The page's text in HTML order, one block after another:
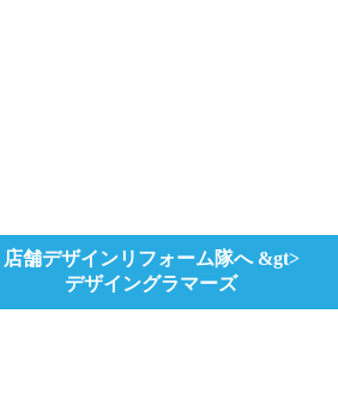
店舗デザインリフォーム隊へ &gt>
デザイングラマーズ